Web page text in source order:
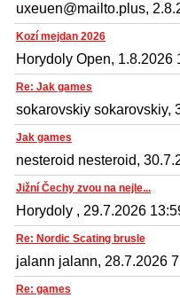
uxeuen@mailto.plus,
Kozí mejdan 2026
Horydoly Open, 1.8.2026
Re: Jak games
sokarovskiy sokarovskiy,
Jak games
nesteroid nesteroid,
Jižní Čechy zvou na nejle...
Horydoly , 29.7.2026
Re: Nordic Scating brusle
jalann jalann, 28.7.2026
Re: games